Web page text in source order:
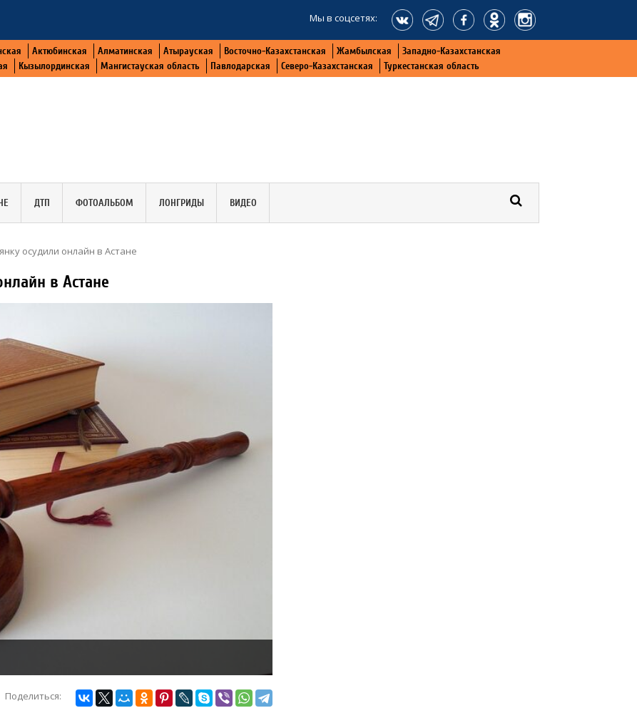
Мы в соцсетях:
Актюбинская Алматинская Атырауская Восточно-Казахстанская Жамбылская
Западно-Казахстанская
Кызылординская Мангистауская область Павлодарская Северо-Казахстанская Туркестанская область
ДТП ФОТОАЛЬБОМ ЛОНГРИДЫ ВИДЕО
осудили онлайн в Астане
в Астане
Поделиться: